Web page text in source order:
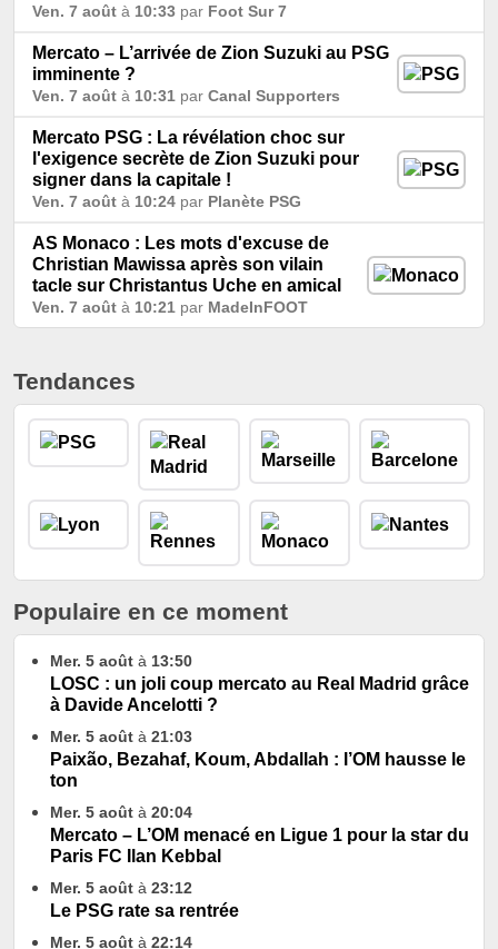
Ven. 7 août à 10:33 par Foot Sur 7
Mercato – L’arrivée de Zion Suzuki au PSG
imminente ?
Ven. 7 août à 10:31 par Canal Supporters
Mercato PSG : La révélation choc sur
l'exigence secrète de Zion Suzuki pour
signer dans la capitale !
Ven. 7 août à 10:24 par Planète PSG
AS Monaco : Les mots d'excuse de
Christian Mawissa après son vilain
tacle sur Christantus Uche en amical
Ven. 7 août à 10:21 par MadeInFOOT
Tendances
Populaire en ce moment
Mer. 5 août à 13:50
LOSC : un joli coup mercato au Real Madrid grâce
à Davide Ancelotti ?
Mer. 5 août à 21:03
Paixão, Bezahaf, Koum, Abdallah : l’OM hausse le
ton
Mer. 5 août à 20:04
Mercato – L’OM menacé en Ligue 1 pour la star du
Paris FC Ilan Kebbal
Mer. 5 août à 23:12
Le PSG rate sa rentrée
Mer. 5 août à 22:14